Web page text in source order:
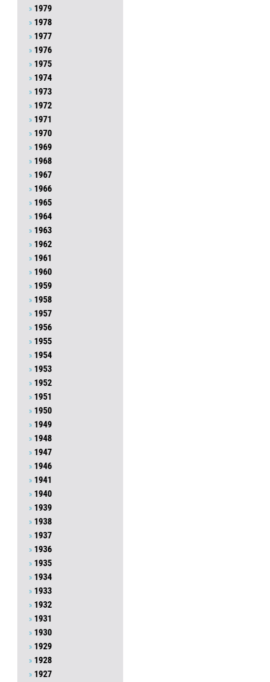
1979
1978
1977
1976
1975
1974
1973
1972
1971
1970
1969
1968
1967
1966
1965
1964
1963
1962
1961
1960
1959
1958
1957
1956
1955
1954
1953
1952
1951
1950
1949
1948
1947
1946
1941
1940
1939
1938
1937
1936
1935
1934
1933
1932
1931
1930
1929
1928
1927